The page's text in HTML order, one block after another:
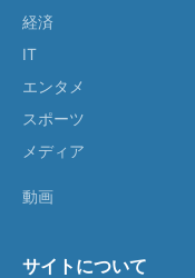
経済
IT
エンタメ
スポーツ
メディア
動画
サイトについて